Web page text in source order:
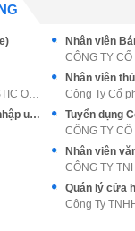
Nhân viên
CÔNG TY
Nhân viên
Công Ty Cổ
Trưởng phòng thiết kế thời trang tại Hà Nội - Thu nhập upto 30tr+++
Tuyển dụng
Nhân viên
CÔNG TY
Quán lý cửa
Công Ty